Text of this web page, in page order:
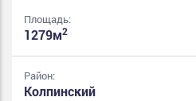
Площадь:
1279м2
Район:
Колпинский